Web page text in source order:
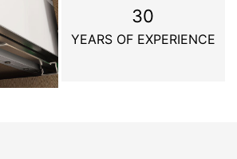
30
YEARS OF EXPERIENCE